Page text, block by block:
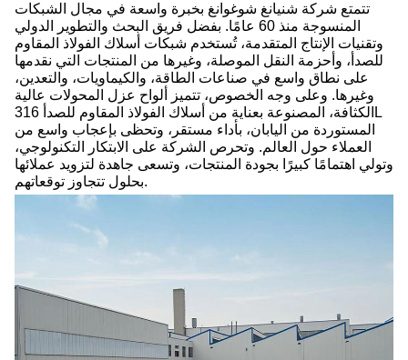
تتمتع شركة شنيانغ شوغوانغ بخبرة واسعة في مجال الشبكات
المنسوجة منذ 60 عامًا. بفضل فريق البحث والتطوير الدولي
وتقنيات الإنتاج المتقدمة، تُستخدم شبكات أسلاك الفولاذ المقاوم
للصدأ، وأحزمة النقل الموصلة، وغيرها من المنتجات التي نقدمها
على نطاق واسع في صناعات الطاقة، والكيماويات، والتعدين،
وغيرها. وعلى وجه الخصوص، تتميز ألواح عزل المحولات عالية
الكثافة، المصنوعة بعناية من أسلاك الفولاذ المقاوم للصدأ 316L
المستوردة من اليابان، بأداء مستقر، وتحظى بإعجاب واسع من
العملاء حول العالم. وتحرص الشركة على الابتكار التكنولوجي،
وتولي اهتمامًا كبيرًا بجودة المنتجات، وتسعى جاهدة لتزويد عملائها
بحلول تتجاوز توقعاتهم.